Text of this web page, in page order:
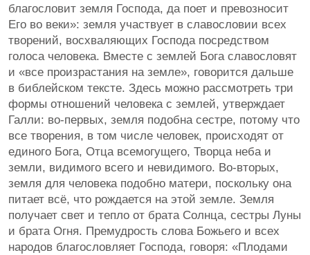
благословит земля Господа, да поет и превозносит
Его во веки»: земля участвует в славословии всех
творений, восхваляющих Господа посредством
голоса человека. Вместе с землей Бога славословят
и «все произрастания на земле», говорится дальше
в библейском тексте. Здесь можно рассмотреть три
формы отношений человека с землей, утверждает
Галли: во-первых, земля подобна сестре, потому что
все творения, в том числе человек, происходят от
единого Бога, Отца всемогущего, Творца неба и
земли, видимого всего и невидимого. Во-вторых,
земля для человека подобно матери, поскольку она
питает всё, что рождается на этой земле. Земля
получает свет и тепло от брата Солнца, сестры Луны
и брата Огня. Премудрость слова Божьего и всех
народов благословляет Господа, говоря: «Плодами